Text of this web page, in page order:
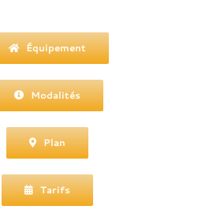
Équipement
Modalités
Plan
Tarifs